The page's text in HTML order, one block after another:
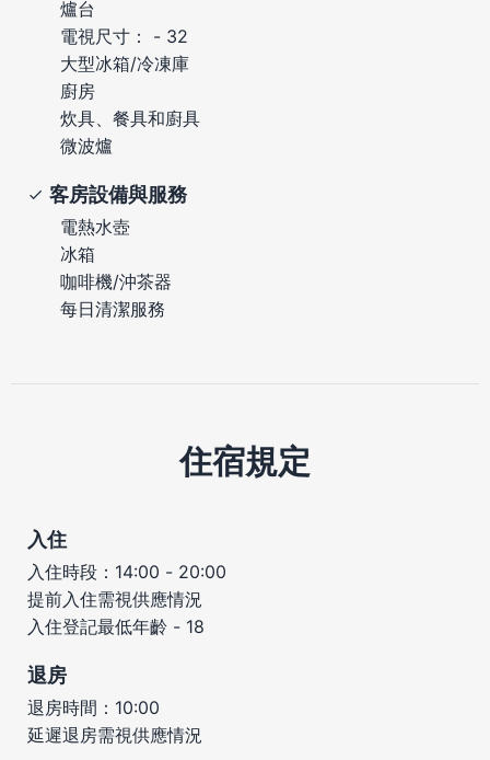
爐台
電視尺寸： - 32
大型冰箱/冷凍庫
廚房
炊具、餐具和廚具
微波爐
客房設備與服務
電熱水壺
冰箱
咖啡機/沖茶器
每日清潔服務
住宿規定
入住
入住時段：14:00 - 20:00
提前入住需視供應情況
入住登記最低年齡 - 18
退房
退房時間：10:00
延遲退房需視供應情況